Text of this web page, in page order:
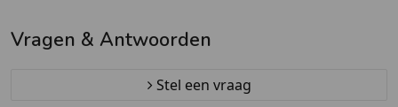
Vragen & Antwoorden
Stel een vraag